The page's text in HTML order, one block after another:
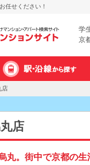
任せください！
学
京
店
店
丸。街中で京都の